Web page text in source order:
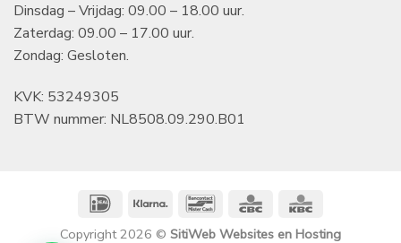
Dinsdag – Vrijdag: 09.00 – 18.00 uur.
Zaterdag: 09.00 – 17.00 uur.
Zondag: Gesloten.
KVK: 53249305
BTW nummer: NL8508.09.290.B01
IDeal Klarna BancontactCBC
Copyright 2026 © SitiWeb Websites en Hosting